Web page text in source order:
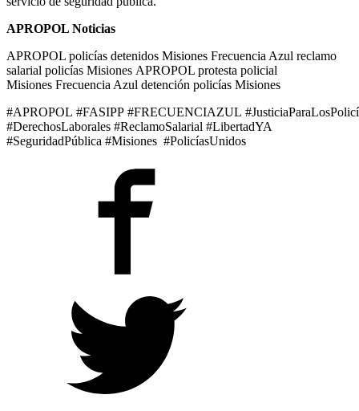
APROPOL Noticias
APROPOL policías detenidos Misiones Frecuencia Azul reclamo
salarial policías Misiones APROPOL protesta policial
Misiones Frecuencia Azul detención policías Misiones
#APROPOL #FASIPP #FRECUENCIAZUL
#DerechosLaborales #ReclamoSalarial #LibertadYA
#SeguridadPública #Misiones #PolicíasUnidos